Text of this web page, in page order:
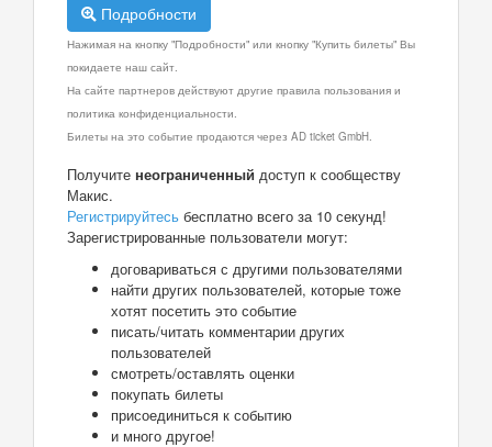
Подробности
Нажимая на кнопку "Подробности" или кнопку "Купить билеты" Вы
покидаете наш сайт.
На сайте партнеров действуют другие правила пользования и
политика конфиденциальности.
Билеты на это событие продаются через AD ticket GmbH.
Получите неограниченный доступ к сообществу
Макис.
Регистрируйтесь бесплатно всего за 10 секунд!
Зарегистрированные пользователи могут:
договариваться с другими пользователями
найти других пользователей, которые тоже
хотят посетить это событие
писать/читать комментарии других
пользователей
смотреть/оставлять оценки
покупать билеты
присоединиться к событию
и много другое!